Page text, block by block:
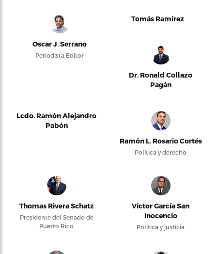
Oscar J. Serrano
Periodista Editor
Tomás Ramírez
Dr. Ronald Collazo
Pagán
Lcdo. Ramón Alejandro
Pabón
Ramón L. Rosario Cortés
Política y derecho
Thomas Rivera Schatz
Presidente del Senado de
Puerto Rico
Víctor García San
Inocencio
Política y justicia